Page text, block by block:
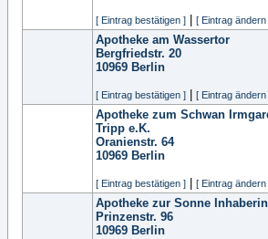
[ Eintrag bestätigen ] [ Eintrag ändern
Apotheke am Wassertor
Bergfriedstr. 20
10969 Berlin
[ Eintrag bestätigen ] [ Eintrag ändern
Apotheke zum Schwan
Tripp e.K.
Oranienstr. 64
10969 Berlin
[ Eintrag bestätigen ] [ Eintrag ändern
Apotheke zur Sonne
Prinzenstr. 96
10969 Berlin